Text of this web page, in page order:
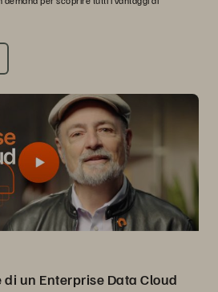
un Enterprise Data Cloud